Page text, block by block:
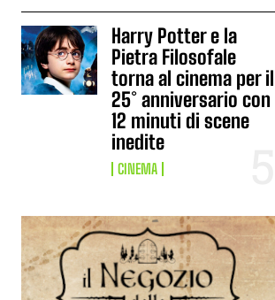
Harry Potter e la
Pietra Filosofale
torna al cinema per il
25° anniversario con
12 minuti di scene
inedite
CINEMA